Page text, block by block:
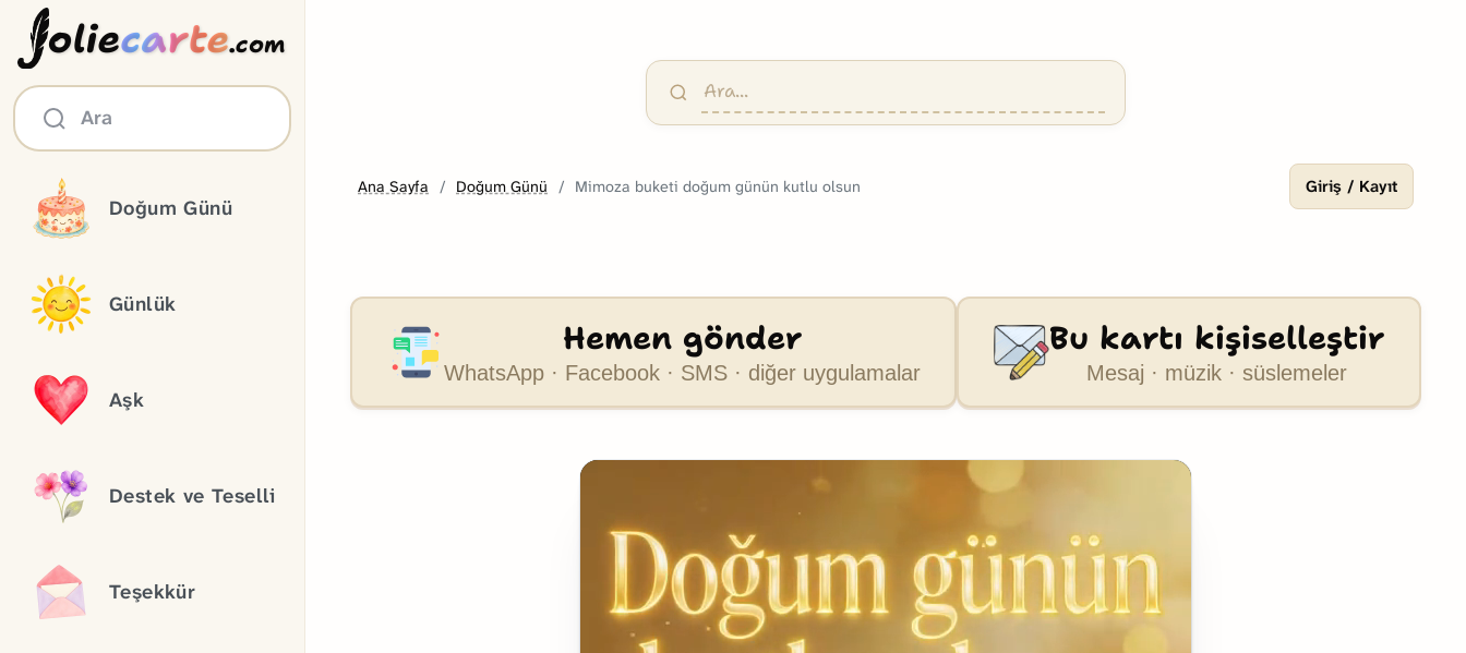
oliecarte.com
Ara
Doğum Günü
Günlük
Aşk
Destek ve Teselli
Teşekkür
Ana Sayfa Doğum Günü Mimoza buketi doğum günün kutlu olsun Giriş / Kayıt
Hemen gönder
WhatsApp · Facebook · SMS · diğer uygulamalar
Bu kartı kişiselleştir
Mesaj · müzik · süslemeler